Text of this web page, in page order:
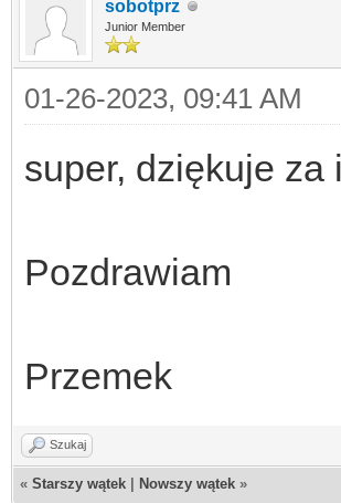
sobotprz
Junior Member
01-26-2023, 09:41 AM
super, dziękuje
Pozdrawiam
Przemek
Szukaj
« Starszy wątek Nowszy wątek »